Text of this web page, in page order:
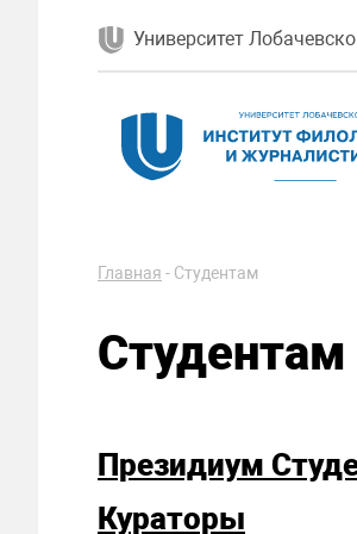
Университет
Главная - Студентам
Студентам
Президиум
Кураторы